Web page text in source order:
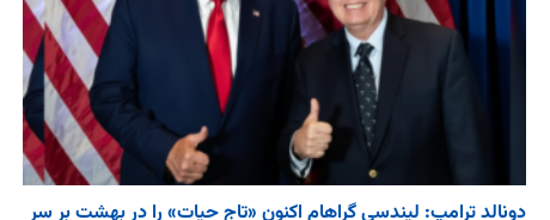
دونالد ترامپ: لیندسی گراهام اکنون «تاج حیات» را در بهشت بر سر